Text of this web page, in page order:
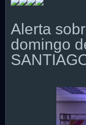
Alerta
domingo